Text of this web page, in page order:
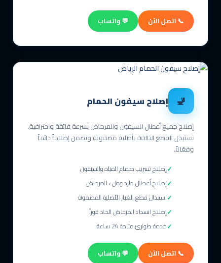
📞 اتصل الآن 💬 واتساب
🚽 إصلاح سيفون الحمام
إصلاح جميع أعطال السيفون والمرحاض بسرعة فائقة واحترافية.
نستبدل القطع التالفة بأصلية مضمونة ونضمن إصلاحاً دائماً
وفعّالاً.
إصلاح تسريب صمام المياه والسيفون
إصلاح أعطال طرد وملء المرحاض
استبدال قطع الغيار الأصلية المضمونة
إصلاح انسداد المرحاض الحاد فوراً
خدمة طوارئ متاحة 24 ساعة
📞 اتصل الآن 💬 واتساب